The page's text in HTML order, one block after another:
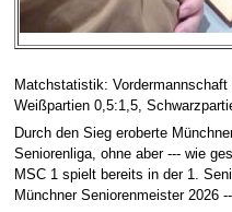
Matchstatistik:
Weißpartien 0,5:1,5,
Durch den Sieg eroberte
Seniorenliga, ohne aber --- wie
MSC 1 spielt bereits in der 1.
Münchner Seniorenmeister 2026